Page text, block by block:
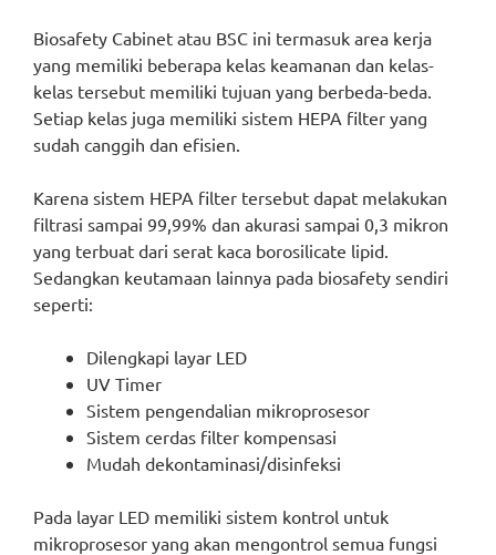
Biosafety Cabinet atau BSC ini termasuk area kerja
yang memiliki beberapa kelas keamanan dan kelas-
kelas tersebut memiliki tujuan yang berbeda-beda.
Setiap kelas juga memiliki sistem HEPA filter yang
sudah canggih dan efisien.
Karena sistem HEPA filter tersebut dapat melakukan
filtrasi sampai 99,99% dan akurasi sampai 0,3 mikron
yang terbuat dari serat kaca borosilicate lipid.
Sedangkan keutamaan lainnya pada biosafety sendiri
seperti:
Dilengkapi layar LED
UV Timer
Sistem pengendalian mikroprosesor
Sistem cerdas filter kompensasi
Mudah dekontaminasi/disinfeksi
Pada layar LED memiliki sistem kontrol untuk
mikroprosesor yang akan mengontrol semua fungsi